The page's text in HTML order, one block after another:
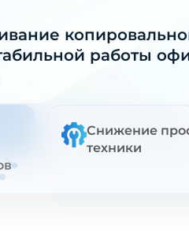
работы
Смотреть цены
Снижение
техники